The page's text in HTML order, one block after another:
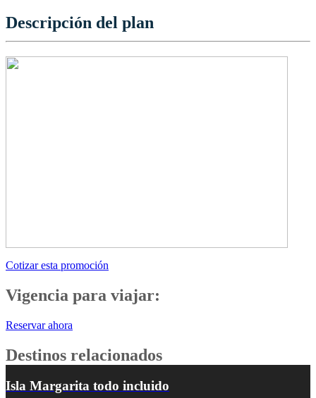
Descripción del plan
Cotizar esta promoción
Vigencia para viajar:
Reservar ahora
Destinos relacionados
Isla Margarita todo incluido